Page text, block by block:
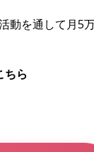
動を通して月5
ちら